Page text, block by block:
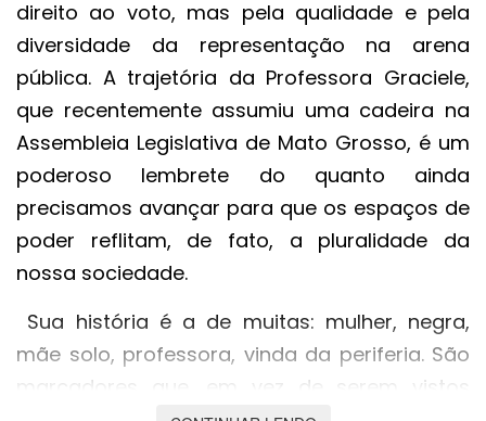
direito ao voto, mas pela qualidade e pela
diversidade da representação na arena
pública. A trajetória da Professora Graciele,
que recentemente assumiu uma cadeira na
Assembleia Legislativa de Mato Grosso, é um
poderoso lembrete do quanto ainda
precisamos avançar para que os espaços de
poder reflitam, de fato, a pluralidade da
nossa sociedade.
Sua história é a de muitas: mulher, negra,
mãe solo, professora, vinda da periferia. São
marcadores que, em vez de serem vistos